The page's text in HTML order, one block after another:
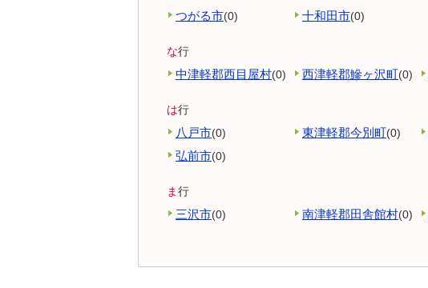
つがる市(0) 十和田市(0)
な行
中津軽郡西目屋村(0) 西津軽郡鰺ヶ沢町(0)
は行
八戸市(0) 東津軽郡今別町(0)
弘前市(0)
ま行
三沢市(0) 南津軽郡田舎館村(0)